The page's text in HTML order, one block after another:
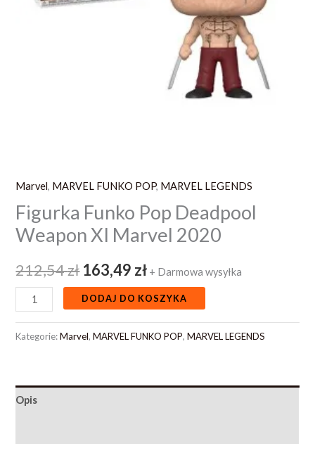
Marvel, MARVEL FUNKO POP, MARVEL LEGENDS
Figurka Funko Pop Deadpool
Weapon XI Marvel 2020
212,54zł 163,49 zł + Darmowa wysyłka
DODAJ DO KOSZYKA
Kategorie:Marvel,MARVEL FUNKO POP,MARVEL LEGENDS
Opis